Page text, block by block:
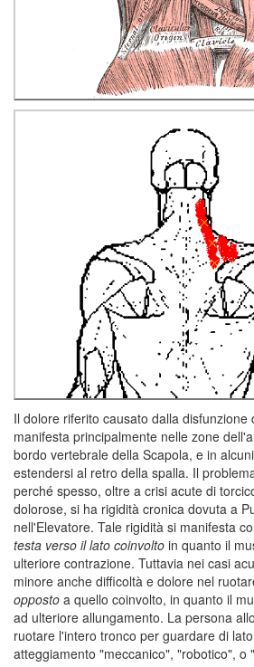
Il dolore riferito causato dalla disfunzione
manifesta principalmente nelle zone
bordo vertebrale della Scapola, e in
estendersi al retro della spalla. Il
perché spesso, oltre a crisi acute di
dolorose, si ha rigidità cronica dovuta a
nell'Elevatore. Tale rigidità si manifesta
testa verso il lato coinvolto in quanto il
ulteriore contrazione. Tuttavia nei casi
minore anche difficoltà e dolore nel
opposto a quello coinvolto, in quanto il
ad ulteriore allungamento. La persona
ruotare l'intero tronco per guardare di
atteggiamento "meccanico", "robotico", o